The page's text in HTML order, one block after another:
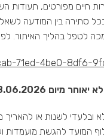
חיים מפורטים,
סתירה בין המודעה
לטפל בהליך האיתור.
71ed-4be0-8df6-
בשעה 12:00
ובלעדי לשנות או להאריך
המועד להגשת מועמדות